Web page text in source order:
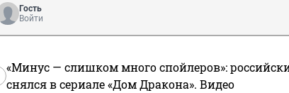
Гость
Войти
«Минус — слишком много спойлеров»:
снялся в сериале «Дом Дракона». Видео